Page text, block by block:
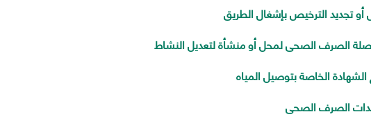
تجديد الترخيص بإشغال الطريق
الصرف الصحى لمحل أو منشأة لتعديل النشاط
الخاصة بتوصيل المياه
الصرف الصحى